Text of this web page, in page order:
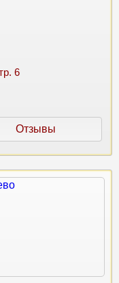
6
Отзывы